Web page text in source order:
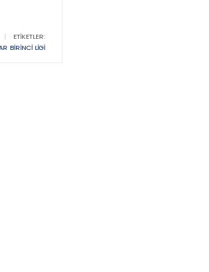
|
ETIKETLER:
BIRINCI LIGI